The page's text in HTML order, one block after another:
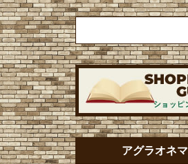
アグラオネマ